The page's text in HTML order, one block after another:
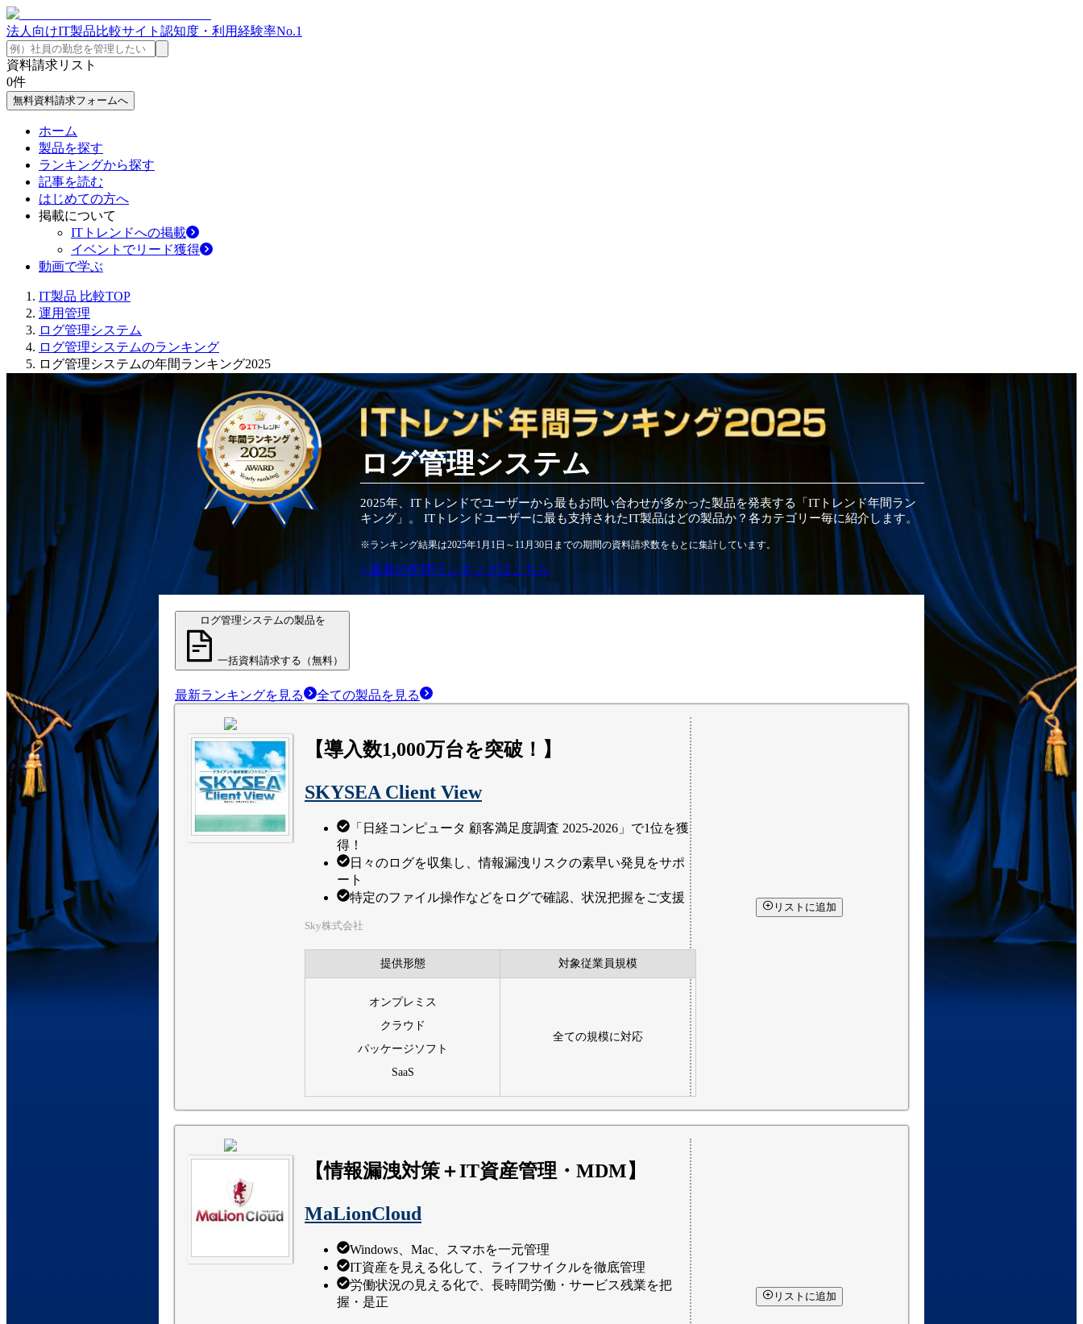
法人向けIT製品比較サイト 認知度・利用経験率No.1
資料請求リスト
0件
無料資料請求フォームへ
ホーム
製品を探す
ランキングから探す
記事を読む
はじめての方へ
掲載について
ITトレンドへの掲載
イベントでリード獲得
動画で学ぶ
IT製品 比較TOP
運用管理
ログ管理システム
ログ管理システムのランキング
ログ管理システムの年間ランキング2025
ログ管理システム
2025年、ITトレンドでユーザーから最もお問い合わせが多かった製品を発表する「ITトレンド年間ラン
キング」。 ITトレンドユーザーに最も支持されたIT製品はどの製品か？各カテゴリー毎に紹介します。
※ランキング結果は2025年1月1日～ 11月30日 までの期間の資料請求数をもとに集計しています。
» 最新の年間ランキングはこちら
ログ管理システムの製品を
一括資料請求する（無料）
最新ランキングを見る 全ての製品を見る
【導入数1,000万台を突破！】
SKYSEA Client View
「日経コンピュータ 顧客満足度調査 2025-2026」で1位を獲
得！
日々のログを収集し、情報漏洩リスクの素早い発見をサポ
ート
特定のファイル操作などをログで確認、状況把握をご支援
Sky株式会社
提供形態 対象従業員規模
オンプレミス
クラウド
パッケージソフト
SaaS
全ての規模に対応
リストに追加
【情報漏洩対策＋IT資産管理・MDM】
MaLionCloud
Windows、Mac、スマホを一元管理
IT資産を見える化して、ライフサイクルを徹底管理
労働状況の見える化で、長時間労働・サービス残業を把
握・是正
リストに追加